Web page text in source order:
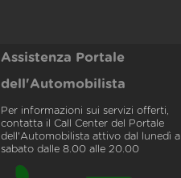
Assistenza Portale
dell'Automobilista
Per informazioni sui servizi offerti,
contatta il Call Center del Portale
dell'Automobilista attivo dal lunedì al
sabato dalle 8.00 alle 20.00